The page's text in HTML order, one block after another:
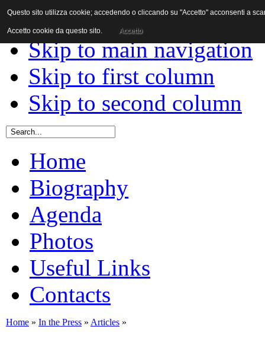
Skip to content
Skip to main navigation
Skip to first column
Skip to second column
Home
Biography
Agenda
Photos
Useful Links
Contacts
Home » In the Press » Articles »
Questo sito utilizza cookie; accedendo o cliccando su "Accetto" acconsenti a
Accetto cookie da questo sito. Accetto